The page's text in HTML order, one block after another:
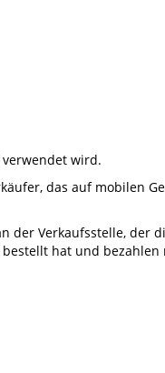
wird.
das auf mobilen
der Verkaufsstelle, der
hat und bezahlen